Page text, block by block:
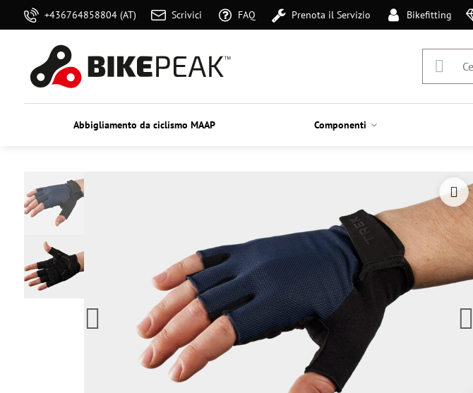
+436764858804 (AT) Scrivici FAQ Prenota il Servizio Bikefitting
Abbigliamento da ciclismo MAAP Componenti